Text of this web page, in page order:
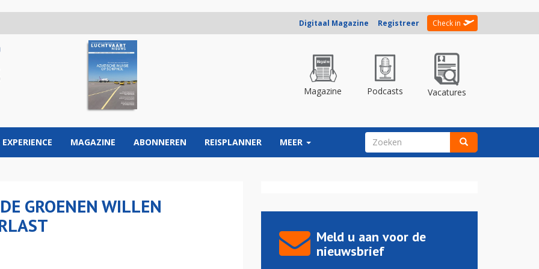
Digitaal Magazine Registreer Check in
Magazine Podcasts Vacatures
EXPERIENCE MAGAZINE ABONNEREN REISPLANNER MEER ZOEKVELD
GROENEN WILLEN
Meld u aan voor de
nieuwsbrief